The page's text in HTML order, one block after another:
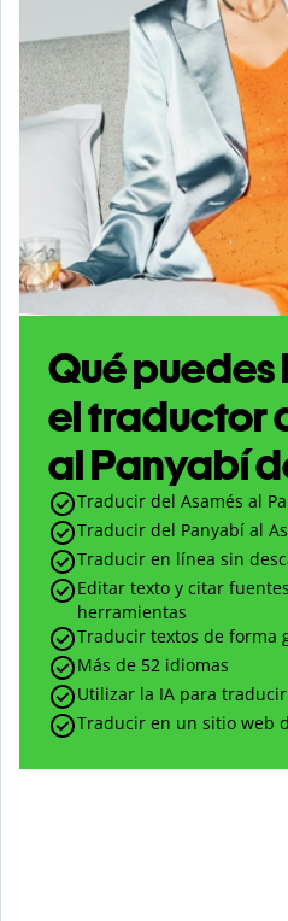
Qué
el traductor
al Panyabí
Traducir del Asamés al
Traducir del Panyabí al
Traducir en línea sin
Editar texto y citar
herramientas
Traducir textos de forma
Más de 52 idiomas
Utilizar la IA para
Traducir en un sitio web